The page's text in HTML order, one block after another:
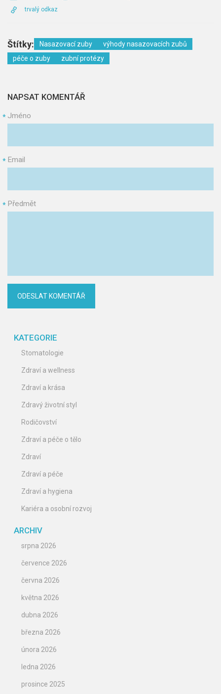
trvalý odkaz
Štítky: Nasazovací zuby
výhody nasazovacích zubů
péče o zuby
zubní protézy
NAPSAT KOMENTÁŘ
Jméno
*
Email
*
Předmět
*
KATEGORIE
Stomatologie
Zdraví a wellness
Zdraví a krása
Zdravý životní styl
Rodičovství
Zdraví a péče o tělo
Zdraví
Zdraví a péče
Zdraví a hygiena
Kariéra a osobní rozvoj
ARCHIV
srpna 2026
července 2026
června 2026
května 2026
dubna 2026
března 2026
února 2026
ledna 2026
prosince 2025